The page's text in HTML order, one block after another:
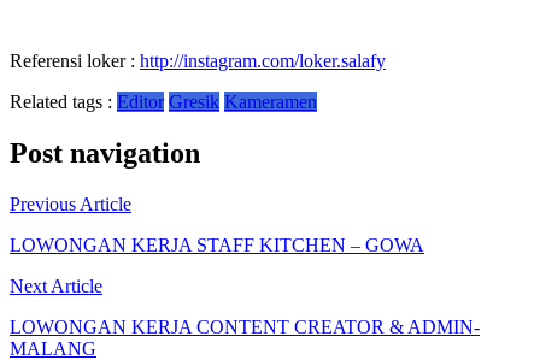
Referensi loker : http://instagram.com/loker.salafy
Related tags : Editor Gresik Kameramen
Post navigation
Previous Article
LOWONGAN KERJA STAFF KITCHEN – GOWA
Next Article
LOWONGAN KERJA CONTENT CREATOR & ADMIN-
MALANG